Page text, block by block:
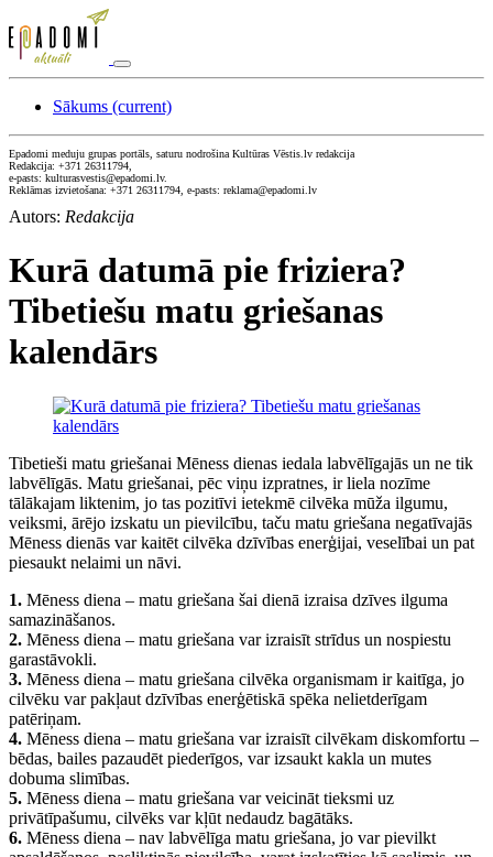
Sākums (current)
Epadomi meduju grupas portāls, saturu nodrošina Kultūras Vēstis.lv redakcija
Redakcija: +371 26311794,
e-pasts: kulturasvestis@epadomi.lv.
Reklāmas izvietošana: +371 26311794, e-pasts: reklama@epadomi.lv
Autors: Redakcija
Kurā datumā pie friziera?
Tibetiešu matu griešanas
kalendārs
Tibetieši matu griešanai Mēness dienas iedala labvēlīgajās un ne tik
labvēlīgās. Matu griešanai, pēc viņu izpratnes, ir liela nozīme
tālākajam liktenim, jo tas pozitīvi ietekmē cilvēka mūža ilgumu,
veiksmi, ārējo izskatu un pievilcību, taču matu griešana negatīvajās
Mēness dienās var kaitēt cilvēka dzīvības enerģijai, veselībai un pat
piesaukt nelaimi un nāvi.
1. Mēness diena – matu griešana šai dienā izraisa dzīves ilguma
samazināšanos.
2. Mēness diena – matu griešana var izraisīt strīdus un nospiestu
garastāvokli.
3. Mēness diena – matu griešana cilvēka organismam ir kaitīga, jo
cilvēku var pakļaut dzīvības enerģētiskā spēka nelietderīgam
patēriņam.
4. Mēness diena – matu griešana var izraisīt cilvēkam diskomfortu –
bēdas, bailes pazaudēt piederīgos, var izsaukt kakla un mutes
dobuma slimības.
5. Mēness diena – matu griešana var veicināt tieksmi uz
privātīpašumu, cilvēks var kļūt nedaudz bagātāks.
6. Mēness diena – nav labvēlīga matu griešana, jo var pievilkt